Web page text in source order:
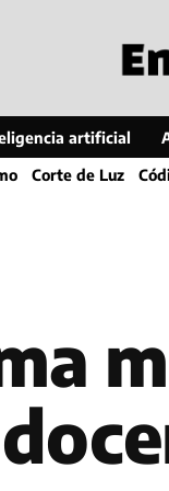
artificial
Corte de Luz